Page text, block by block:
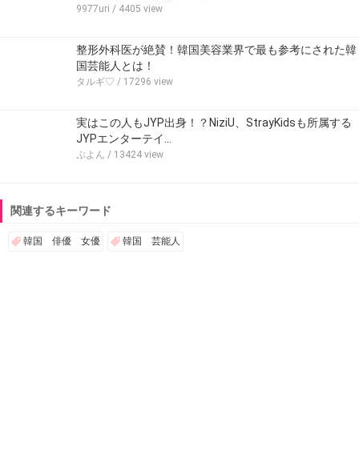
9977uri / 4405 view
整形外科医が絶賛！韓国美容業界で最も参考にされた韓
国芸能人とは！
タルギ♡ / 17296 view
実はこの人もJYP出身！？NiziU、StrayKidsも所属する
JYPエンターテイ…
ぷよん / 13424 view
関連するキーワード
韓国 俳優 女優 韓国 芸能人